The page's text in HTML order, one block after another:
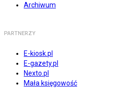
Archiwum
PARTNERZY
E-kiosk.pl
E-gazety.pl
Nexto.pl
Mała księgowość